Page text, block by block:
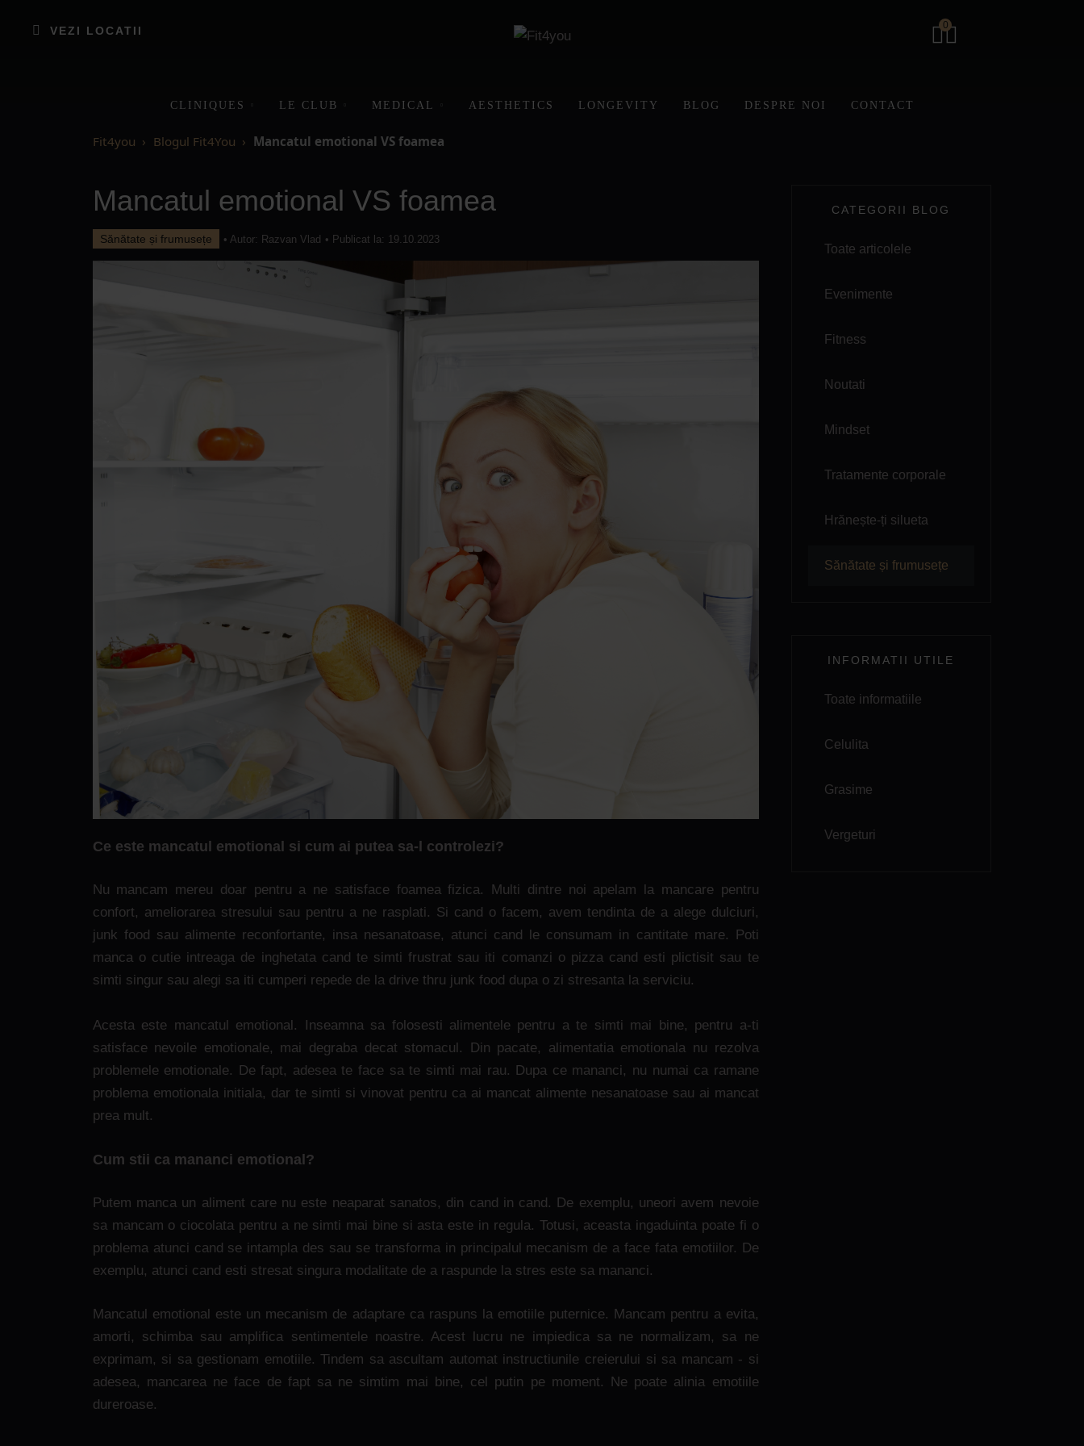
VEZI LOCATII
CLINIQUES LE CLUB MEDICAL AESTHETICS LONGEVITY BLOG DESPRE NOI CONTACT
0
Fit4you Blogul Fit4You Mancatul emotional VS foamea
Mancatul emotional VS foamea
Sănătate și frumusețe • Autor: Razvan Vlad • Publicat la: 19.10.2023
Ce este mancatul emotional si cum ai putea sa-l controlezi?
Nu mancam mereu doar pentru a ne satisface foamea fizica. Multi dintre noi apelam la mancare pentru
confort, ameliorarea stresului sau pentru a ne rasplati. Si cand o facem, avem tendinta de a alege dulciuri,
junk food sau alimente reconfortante, insa nesanatoase, atunci cand le consumam in cantitate mare. Poti
manca o cutie intreaga de inghetata cand te simti frustrat sau iti comanzi o pizza cand esti plictisit sau te
simti singur sau alegi sa iti cumperi repede de la drive thru junk food dupa o zi stresanta la serviciu.
Acesta este mancatul emotional. Inseamna sa folosesti alimentele pentru a te simti mai bine, pentru a-ti
satisface nevoile emotionale, mai degraba decat stomacul. Din pacate, alimentatia emotionala nu rezolva
problemele emotionale. De fapt, adesea te face sa te simti mai rau. Dupa ce mananci, nu numai ca ramane
problema emotionala initiala, dar te simti si vinovat pentru ca ai mancat alimente nesanatoase sau ai mancat
prea mult.
Cum stii ca mananci emotional?
Putem manca un aliment care nu este neaparat sanatos, din cand in cand. De exemplu, uneori avem nevoie
sa mancam o ciocolata pentru a ne simti mai bine si asta este in regula. Totusi, aceasta ingaduinta poate fi o
problema atunci cand se intampla des sau se transforma in principalul mecanism de a face fata emotiilor. De
exemplu, atunci cand esti stresat singura modalitate de a raspunde la stres este sa mananci.
Mancatul emotional este un mecanism de adaptare ca raspuns la emotiile puternice. Mancam pentru a evita,
amorti, schimba sau amplifica sentimentele noastre. Acest lucru ne impiedica sa ne normalizam, sa ne
exprimam, si sa gestionam emotiile. Tindem sa ascultam automat instructiunile creierului si sa mancam - si
adesea, mancarea ne face de fapt sa ne simtim mai bine, cel putin pe moment. Ne poate alinia emotiile
dureroase.
CATEGORII BLOG
Toate articolele
Evenimente
Fitness
Noutati
Mindset
Tratamente corporale
Hrănește-ți silueta
Sănătate și frumusețe
INFORMATII UTILE
Toate informatiile
Celulita
Grasime
Vergeturi